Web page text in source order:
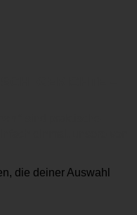
die deiner Auswahl